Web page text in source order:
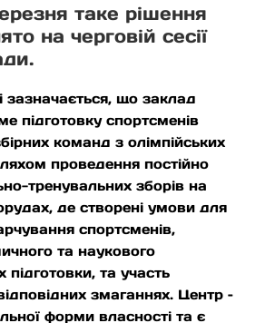
таке рішення
на черговій сесії
зазначається, що заклад
підготовку спортсменів
команд з олімпійських
проведення постійно
тренувальних зборів на
де створені умови для
спортсменів,
та наукового
підготовки, та участь
змаганнях. Центр –
форми власності та є